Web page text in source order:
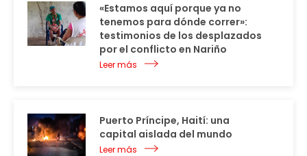
«Estamos aquí porque ya no
tenemos para dónde correr»:
testimonios de los desplazados
por el conflicto en Nariño
Leer más
Puerto Príncipe, Haití: una
capital aislada del mundo
Leer más